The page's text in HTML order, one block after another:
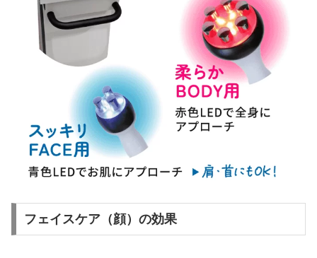
フェイスケア（顔）の効果